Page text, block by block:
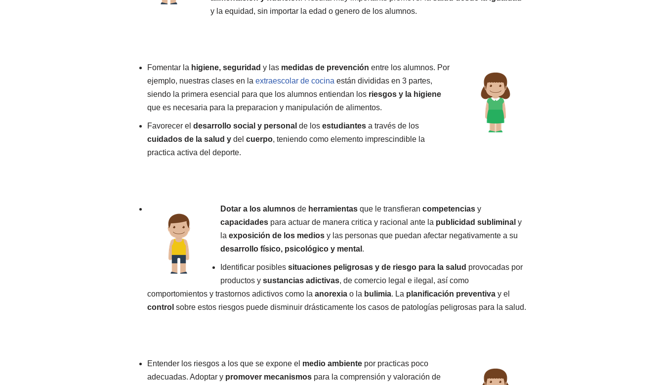
y la equidad, sin importar la edad o genero de los alumnos.
Fomentar la higiene, seguridad y las medidas de prevención entre los alumnos. Por
ejemplo, nuestras clases en la extraescolar de cocina están divididas en 3 partes,
siendo la primera esencial para que los alumnos entiendan los riesgos y la higiene
que es necesaria para la preparacion y manipulación de alimentos.
Favorecer el desarrollo social y personal de los estudiantesa través de los
cuidados de la salud ydel cuerpo, teniendo como elemento imprescindible la
practica activa del deporte.
Dotar a los alumnosde herramientasque le transfieran competenciasy
capacidadespara actuar de manera critica y racional ante la publicidad subliminal y
la exposición de los mediosy las personas que puedan afectar negativamente a su
desarrollo físico, psicológico y mental .
Identificar posibles situaciones peligrosas y de riesgo para la salud provocadas por
productos y sustancias adictivas, de comercio legal e ilegal, así como
comportomientos y trastornos adictivos como la anorexiao la bulimia. La planificación preventivay el
control sobre estos riesgos puede disminuir drásticamente los casos de patologías peligrosas para la salud.
Entender los riesgos a los que se expone el medio ambientepor practicaspoco
adecuadas. Adoptar y promover mecanismospara la comprensión y valoración de